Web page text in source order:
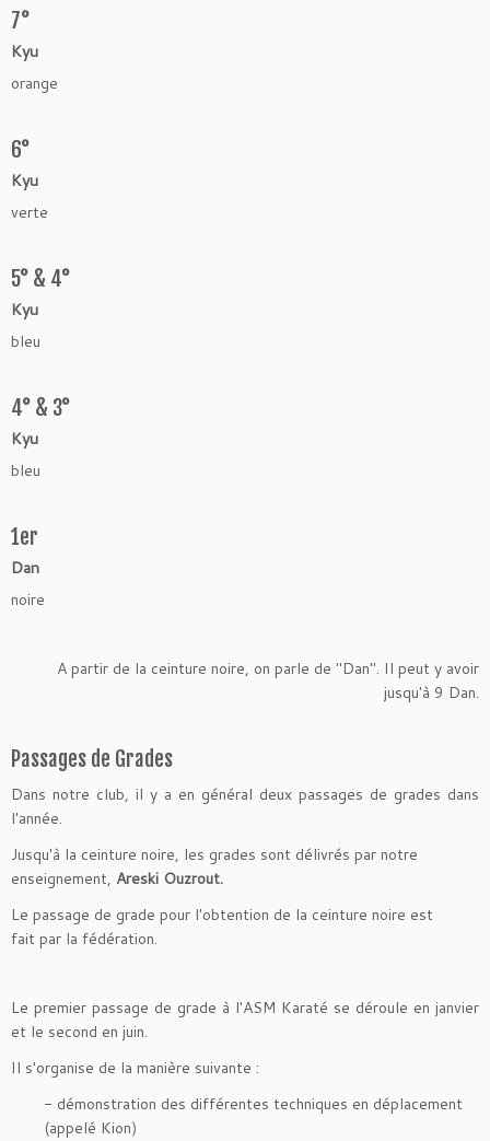
7°
Kyu
orange
6°
Kyu
verte
5° & 4°
Kyu
bleu
4° & 3°
Kyu
bleu
1er
Dan
noire
A partir de la ceinture noire, on parle de "Dan". Il peut y avoir
jusqu'à 9 Dan.
Passages de Grades
Dans notre club, il y a en général deux passages de grades dans
l'année.
Jusqu'à la ceinture noire, les grades sont délivrés par notre
enseignement, Areski Ouzrout.
Le passage de grade pour l'obtention de la ceinture noire est
fait par la fédération.
Le premier passage de grade à l'ASM Karaté se déroule en janvier
et le second en juin.
Il s'organise de la manière suivante :
- démonstration des différentes techniques en déplacement
(appelé Kion)